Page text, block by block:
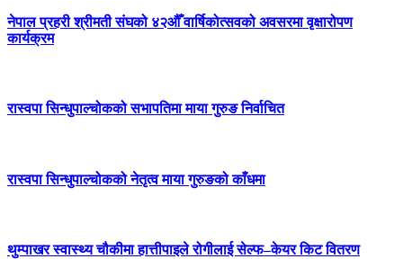
नेपाल प्रहरी श्रीमती संघको ४२औँ वार्षिकोत्सवको अवसरमा वृक्षारोपण
कार्यक्रम
रास्वपा सिन्धुपाल्चोकको सभापतिमा माया गुरुङ निर्वाचित
रास्वपा सिन्धुपाल्चोकको नेतृत्व माया गुरुङको काँधमा
थुम्पाखर स्वास्थ्य चौकीमा हात्तीपाइले रोगीलाई सेल्फ–केयर किट वितरण